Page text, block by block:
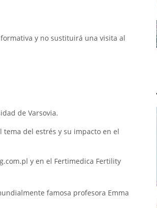
y no sustituirá una visita al
de Varsovia.
del estrés y su impacto en el
y en el Fertimedica Fertility
famosa profesora Emma